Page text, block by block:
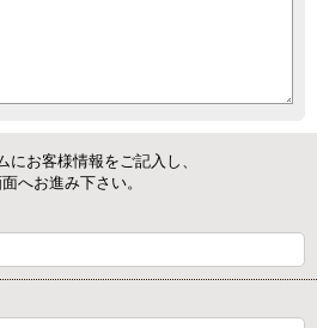
にお客様情報をご記入し、
へお進み下さい。